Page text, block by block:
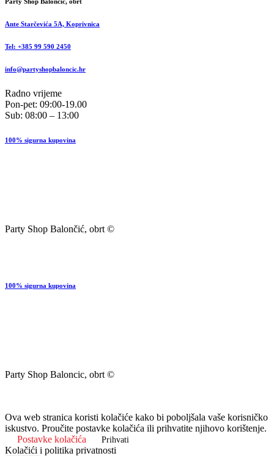
Ante Starčevića 5A, Koprivnica
Tel: +385 99 590 2450
info@partyshopbaloncic.hr
Radno vrijeme
Pon-pet: 09:00-19.00
Sub: 08:00 – 13:00
100% sigurna kupovina
Party Shop Balončić, obrt ©
100% sigurna kupovina
Party Shop Baloncic, obrt ©
Ova web stranica koristi kolačiće kako bi poboljšala vaše korisničko
iskustvo. Proučite postavke kolačića ili prihvatite njihovo korištenje.
Postavke kolačića
Prihvati
Kolačići i politika privatnosti